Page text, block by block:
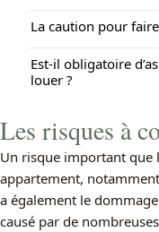
La caution pour
Est-il obligatoire
louer ?
Les risques à
Un risque important que
appartement,
a également le
causé par de